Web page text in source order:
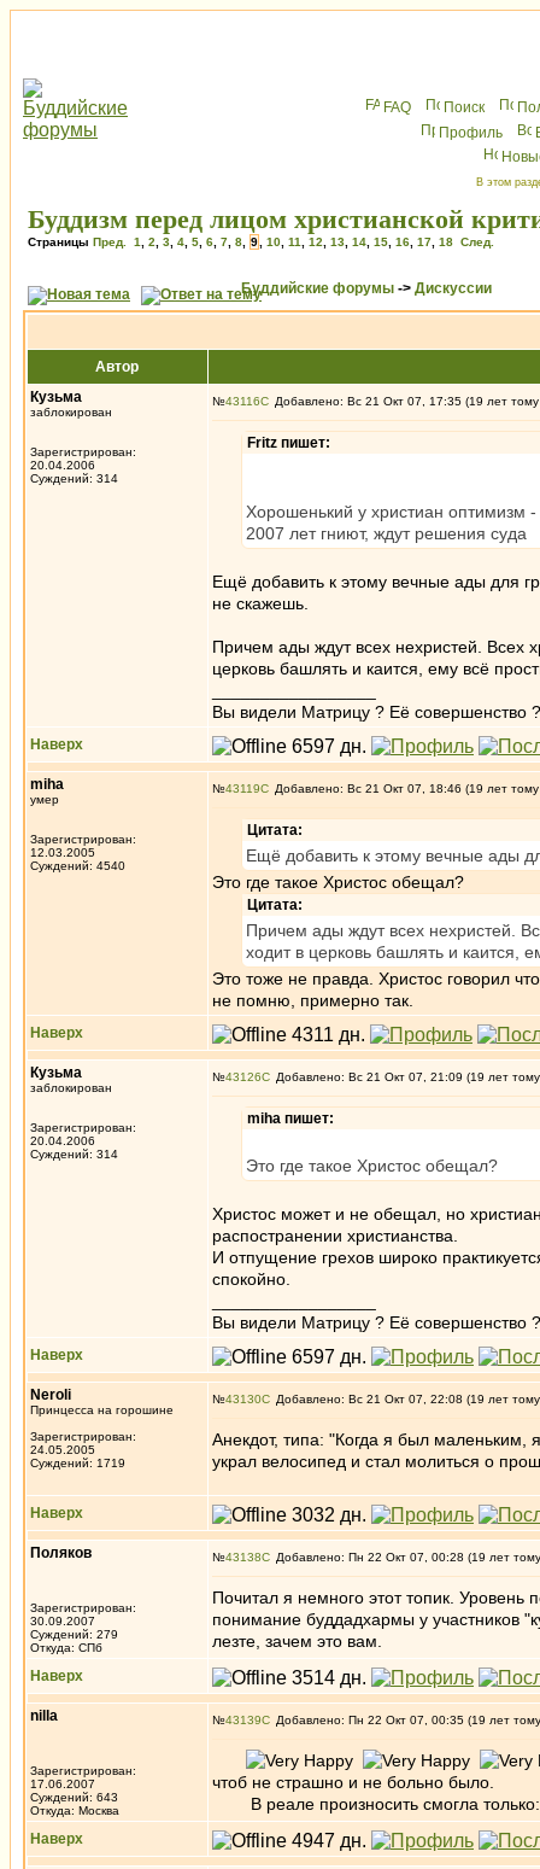
FAQ Поиск
Профиль
В этом
Буддизм перед лицом христианской
Страницы Пред. 1 2 3 4 5 6 7 8 9 10 11 12 13 14 15 16 17 18 След.
Буддийские форумы -> Дискуссии
Автор
Кузьма
заблокирован
Зарегистрирован:
20.04.2006
Суждений: 314
№43116 Добавлено: Вс 21 Окт 07, 17:35 (19 лет
Fritz пишет:
Хорошенький у христиан оптимизм
2007 лет гниют, ждут решения суда
Ещё добавить к этому вечные ады для
не скажешь.
Причем ады ждут всех нехристей. Всех
церковь башлять и каится, ему всё
Вы видели Матрицу ? Её совершенство
Наверх
miha
умер
Зарегистрирован:
12.03.2005
Суждений: 4540
№43119 Добавлено: Вс 21 Окт 07, 18:46 (19 лет
Цитата:
Ещё добавить к этому вечные ады
Это где такое Христос обещал?
Цитата:
Причем ады ждут всех нехристей.
ходит в церковь башлять и каится,
Это тоже не правда. Христос говорил
не помню, примерно так.
Наверх
Кузьма
заблокирован
Зарегистрирован:
20.04.2006
Суждений: 314
№43126 Добавлено: Вс 21 Окт 07, 21:09 (19 лет
miha пишет:
Это где такое Христос обещал?
Христос может и не обещал, но
распостранении христианства.
И отпущение грехов широко
спокойно.
Вы видели Матрицу ? Её совершенство
Наверх
Neroli
Принцесса на горошине
Зарегистрирован:
24.05.2005
Суждений: 1719
№43130 Добавлено: Вс 21 Окт 07, 22:08 (19 лет
Анекдот, типа: "Когда я был
украл велосипед и стал молиться о
Наверх
Поляков
Зарегистрирован:
30.09.2007
Суждений: 279
Откуда: СПб
№43138 Добавлено: Пн 22 Окт 07, 00:28 (19 лет
Почитал я немного этот топик. Уровень
понимание буддадхармы у участников
лезте, зачем это вам.
Наверх
nilla
Зарегистрирован:
17.06.2007
Суждений: 643
Откуда: Москва
№43139 Добавлено: Пн 22 Окт 07, 00:35 (19 лет
чтоб не страшно и не больно было.
В реале произносить смогла
Наверх